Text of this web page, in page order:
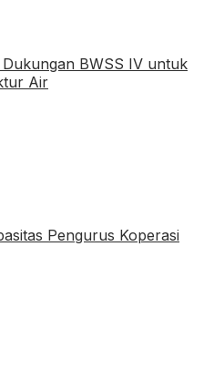
BWSS IV untuk
Air
Pengurus Koperasi